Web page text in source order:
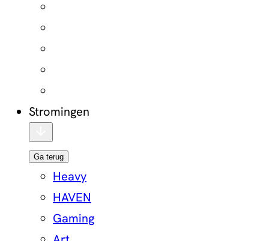
Stromingen
Ga terug
Heavy
HAVEN
Gaming